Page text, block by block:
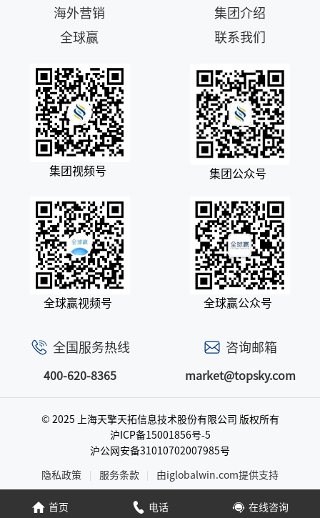
海外营销
全球赢
集团介绍
联系我们
集团视频号 集团公众号
全球赢视频号 全球赢公众号
全国服务热线
400-620-8365
咨询邮箱
market@topsky.com
首页 电话 在线咨询
© 2025 上海天擎天拓信息技术股份有限公司 版权所有
沪ICP备15001856号-5
沪公网安备31010702007985号
隐私政策 服务条款 由iglobalwin.com提供支持